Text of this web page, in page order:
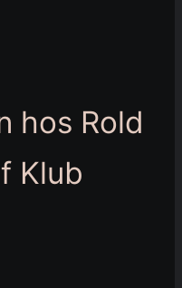
hos Rold
Klub